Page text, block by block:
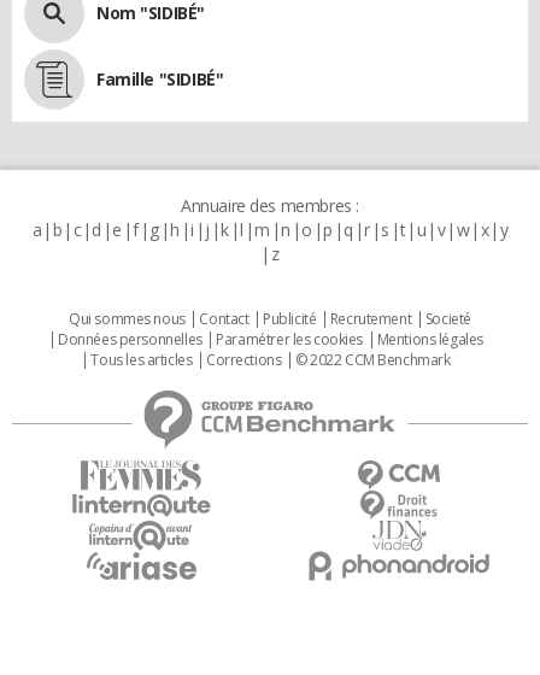
Nom "SIDIBÉ"
Famille "SIDIBÉ"
Annuaire des membres :
a b c d e f g h i j k l m n o p q r s t u v w x y
z
Qui sommes nous Contact Publicité Recrutement
Societé
Données personnelles
Paramétrer les cookies
Mentions légales
Tous les articles
Corrections © 2022 CCM Benchmark